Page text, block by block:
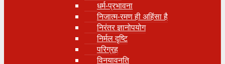
धर्म-प्रभावना
निजात्म-रमण ही अहिंसा है
निरंतर ज्ञानोपयोग
निर्मल दृष्टि
परिग्रह
विनयावनति